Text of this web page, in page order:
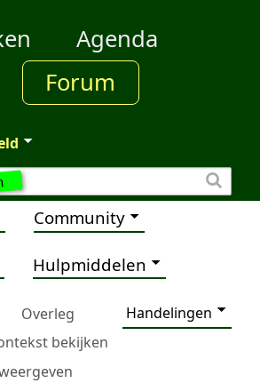
Agenda
Forum
Community
Hulpmiddelen
Overleg
Handelingen
bekijken